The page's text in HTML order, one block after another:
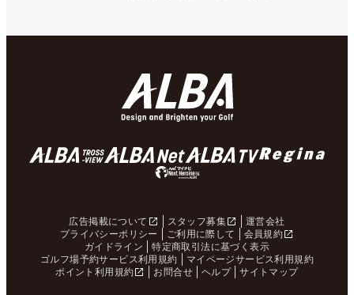
広告掲載について スタッフ募集
運営会社
プライバシーポリシー
ご利用に際して
会員規約
ガイドライン
特定商取引法に基づく表示
ゴルフ場予約サービス利用規約
マイページサービス利用規約
ポイント利用規約
お問合せ ヘルプ サイトマップ